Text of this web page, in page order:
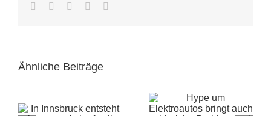
Facebook
TwitterLinkedInWhatsApp
Ähnliche Beiträge
Automaten